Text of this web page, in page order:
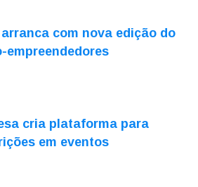
com nova edição do
empreendedores
cria plataforma para
em eventos